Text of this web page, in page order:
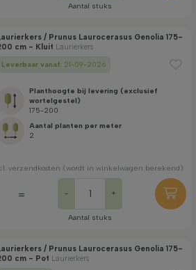
Aantal stuks
/ Prunus Laurocerasus Genolia 175-
cm - Kluit Laurierkers
Leverbaar vanaf: 21-09-2026
Planthoogte bij levering (exclusief
wortelgestel)
175-200
Aantal planten per meter
2
verzendkosten (wordt in winkelwagen berekend)
= - +
Aantal stuks
/ Prunus Laurocerasus Genolia 175-
cm - Pot Laurierkers